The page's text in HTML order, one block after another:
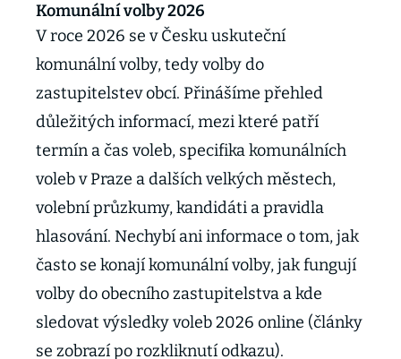
Komunální volby 2026
V roce 2026 se v Česku uskuteční
komunální volby, tedy volby do
zastupitelstev obcí. Přinášíme přehled
důležitých informací, mezi které patří
termín a čas voleb, specifika komunálních
voleb v Praze a dalších velkých městech,
volební průzkumy, kandidáti a pravidla
hlasování. Nechybí ani informace o tom, jak
často se konají komunální volby, jak fungují
volby do obecního zastupitelstva a kde
sledovat výsledky voleb 2026 online (články
se zobrazí po rozkliknutí odkazu).